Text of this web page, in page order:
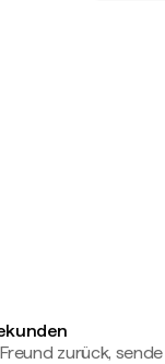
zurück,